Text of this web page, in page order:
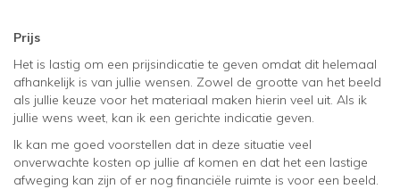
Prijs
Het is lastig om een prijsindicatie te geven omdat dit helemaal
afhankelijk is van jullie wensen. Zowel de grootte van het beeld
als jullie keuze voor het materiaal maken hierin veel uit. Als ik
jullie wens weet, kan ik een gerichte indicatie geven.
Ik kan me goed voorstellen dat in deze situatie veel
onverwachte kosten op jullie af komen en dat het een lastige
afweging kan zijn of er nog financiële ruimte is voor een beeld.